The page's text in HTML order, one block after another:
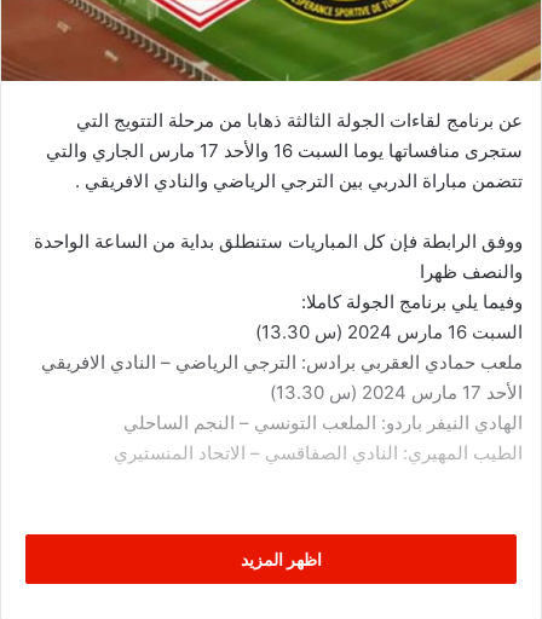
عن برنامج لقاءات الجولة الثالثة ذهابا من مرحلة التتويج التي
ستجرى منافساتها يوما السبت 16 والأحد 17 مارس الجاري والتي
تتضمن مباراة الدربي بين الترجي الرياضي والنادي الافريقي .
ووفق الرابطة فإن كل المباريات ستنطلق بداية من الساعة الواحدة
والنصف ظهرا
وفيما يلي برنامج الجولة كاملا:
السبت 16 مارس 2024 (س 13.30)
ملعب حمادي العقربي برادس: الترجي الرياضي – النادي الافريقي
الأحد 17 مارس 2024 (س 13.30)
الهادي النيفر باردو: الملعب التونسي – النجم الساحلي
الطيب المهيري: النادي الصفاقسي – الاتحاد المنستيري
اظهر المزيد